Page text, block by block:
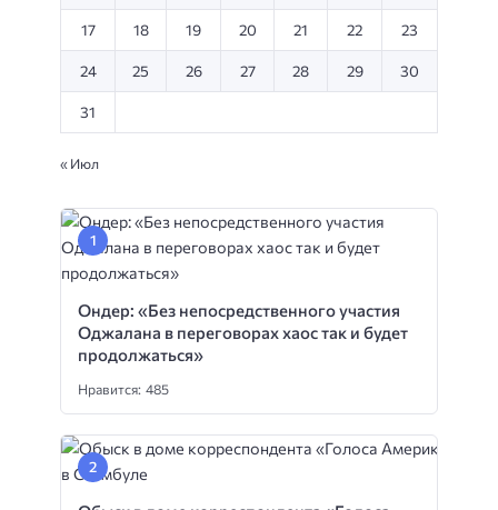
17 18 19 20 21 22 23
24 25 26 27 28 29 30
31
« Июл
Ондер: «Без непосредственного участия
Оджалана в переговорах хаос так и будет
продолжаться»
Нравится: 485